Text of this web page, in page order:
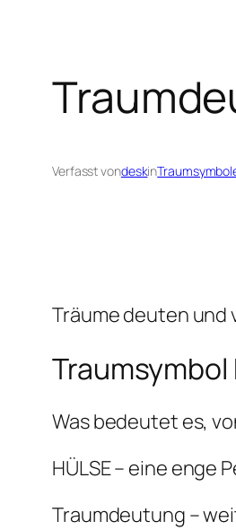
Verfasst vondeskin
Träume deuten und
Traumsymbol
Was bedeutet es,
HÜLSE – eine enge
Traumdeutung –